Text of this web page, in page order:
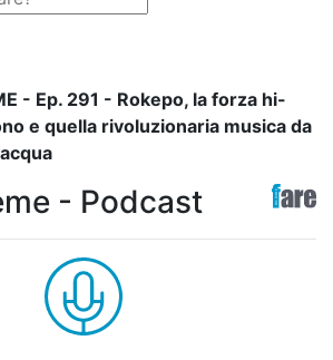
- Ep. 291 - Rokepo, la forza hi-
e quella rivoluzionaria musica da
- Podcast